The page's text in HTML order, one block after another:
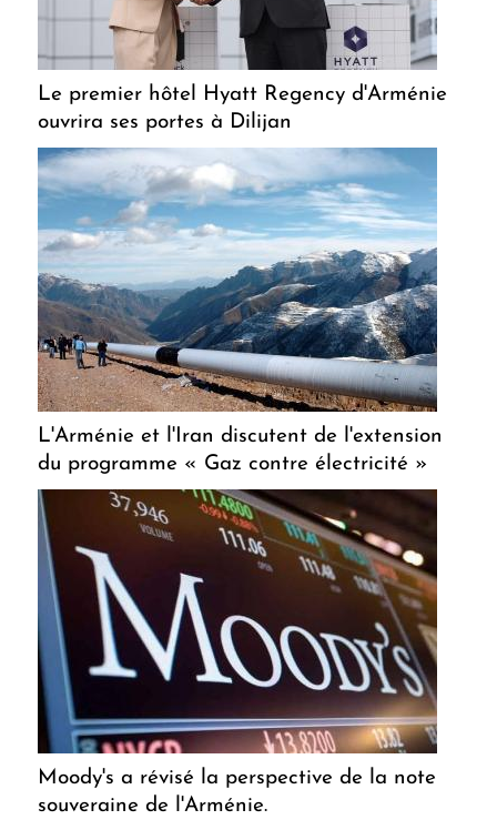
Le premier hôtel Hyatt Regency d'Arménie
ouvrira ses portes à Dilijan
L'Arménie et l'Iran discutent de l'extension
du programme « Gaz contre électricité »
Moody's a révisé la perspective de la note
souveraine de l'Arménie.